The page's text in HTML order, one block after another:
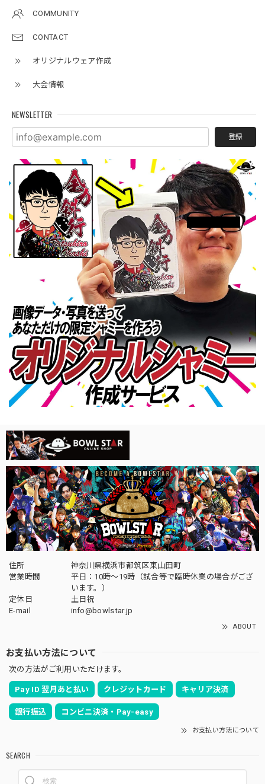
COMMUNITY
CONTACT
オリジナルウェア作成
大会情報
NEWSLETTER
登録
住所
神奈川県横浜市都筑区東山田町
営業時間
平日：10時～19時（試合等で臨時休業の場合がござ
います。）
定休日
土日祝
E-mail
info@bowlstar.jp
ABOUT
お支払い方法について
次の方法がご利用いただけます。
Pay ID 翌月あと払い クレジットカード キャリア決済
銀行振込 コンビニ決済・Pay-easy
お支払い方法について
SEARCH